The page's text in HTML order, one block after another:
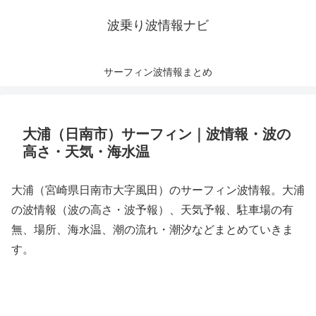
波乗り波情報ナビ
サーフィン波情報まとめ
大浦（日南市）サーフィン｜波情報・波の
高さ・天気・海水温
大浦（宮崎県日南市大字風田）のサーフィン波情報。大浦
の波情報（波の高さ・波予報）、天気予報、駐車場の有
無、場所、海水温、潮の流れ・潮汐などまとめていきま
す。